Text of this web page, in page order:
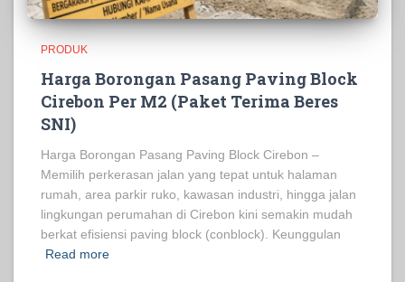
PRODUK
Harga Borongan Pasang Paving Block
Cirebon Per M2 (Paket Terima Beres
SNI)
Harga Borongan Pasang Paving Block Cirebon –
Memilih perkerasan jalan yang tepat untuk halaman
rumah, area parkir ruko, kawasan industri, hingga jalan
lingkungan perumahan di Cirebon kini semakin mudah
berkat efisiensi paving block (conblock). Keunggulan
Read more